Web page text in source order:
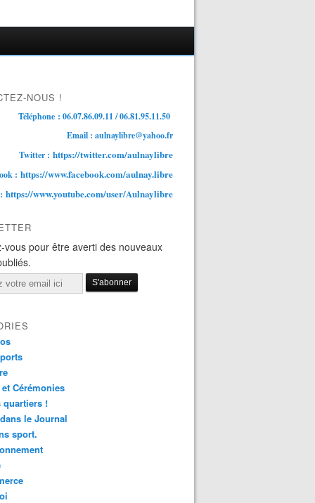
NOUS !
Téléphone : 06.07.86.09.11 / 06.81.95.11.50
Email : aulnaylibre@yahoo.fr
Twitter : https://twitter.com/aulnaylibre
: https://www.facebook.com/aulnay.libre
https://www.youtube.com/user/Aulnaylibre
vous pour être averti des nouveaux
Cérémonies
quartiers !
le Journal
sport.